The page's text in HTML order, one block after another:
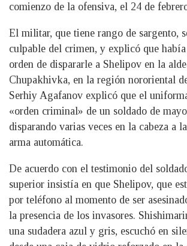
comienzo de la ofensiva, el 24 de
El militar, que tiene rango de sargento,
culpable del crimen, y explicó que
orden de dispararle a Shelipov en la
Chupakhivka, en la región nororiental
Serhiy Agafanov explicó que el
«orden criminal» de un soldado de
disparando varias veces en la cabeza a
arma automática.
De acuerdo con el testimonio del
superior insistía en que Shelipov, que
por teléfono al momento de ser
la presencia de los invasores.
una sudadera azul y gris, escuchó en